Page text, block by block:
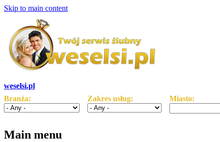
Skip to main content
weselsi.pl
Branża:
Zakres usług: Miasto:
Main menu